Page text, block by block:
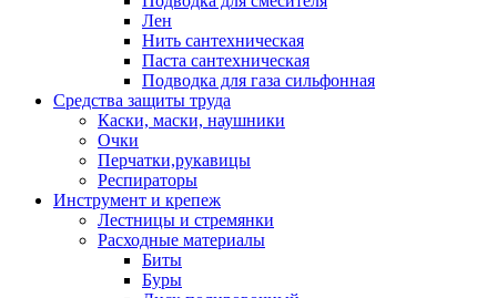
Лен
Нить сантехническая
Паста сантехническая
Подводка для газа сильфонная
Средства защиты труда
Каски, маски, наушники
Очки
Перчатки,рукавицы
Респираторы
Инструмент и крепеж
Лестницы и стремянки
Расходные материалы
Биты
Буры